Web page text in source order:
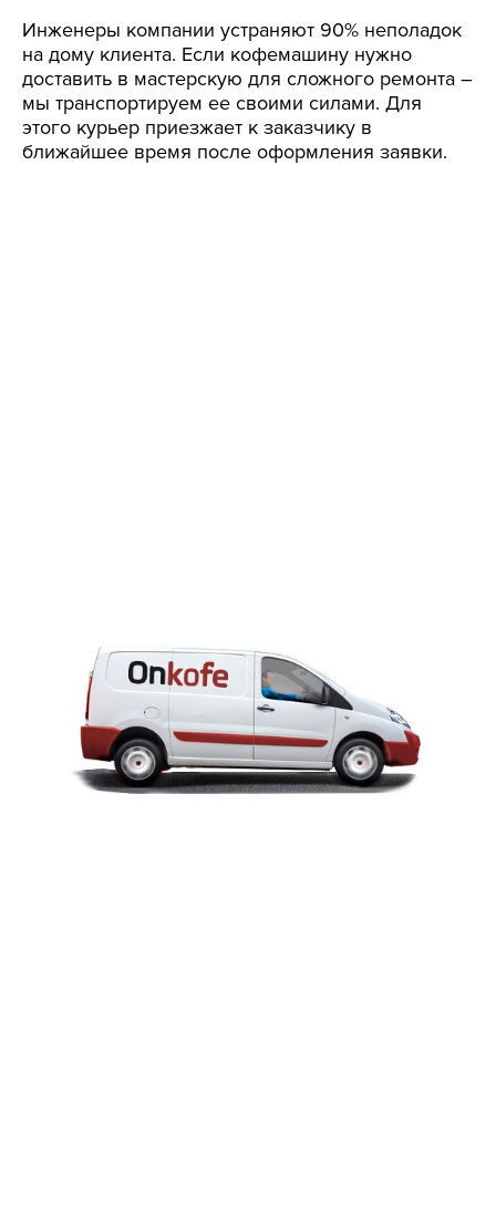
Инженеры компании устраняют 90% неполадок
на дому клиента. Если кофемашину нужно
доставить в мастерскую для сложного ремонта –
мы транспортируем ее своими силами. Для
этого курьер приезжает к заказчику в
ближайшее время после оформления заявки.